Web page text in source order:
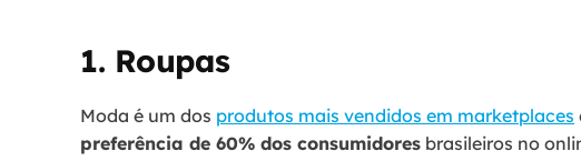
1. Roupas
Moda é um dos produtos mais vendidos em marketplaces
preferência de 60% dos consumidores brasileiros no